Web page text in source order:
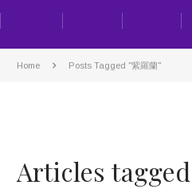
Home Posts Tagged "紫羅蘭"
Articles